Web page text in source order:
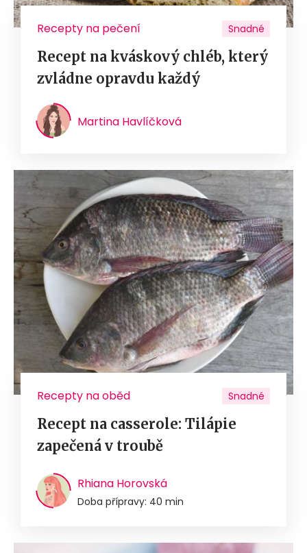
Recepty na pečení Snadné
Recept na kváskový chléb, který
zvládne opravdu každý
Martina Havlíčková
Recepty na oběd Snadné
Recept na casserole: Tilápie
zapečená v troubě
Rhiana Horovská
Doba přípravy: 40 min